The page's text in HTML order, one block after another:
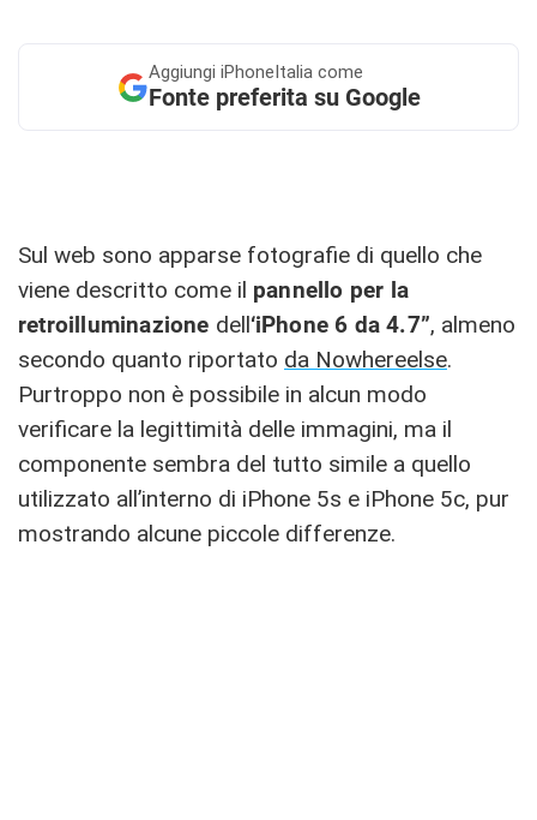
Aggiungi iPhoneItalia come
Fonte preferita su Google
Sul web sono apparse fotografie di quello che
viene descritto come il pannello per la
retroilluminazione dell‘iPhone 6 da 4.7”, almeno
secondo quanto riportato da Nowhereelse.
Purtroppo non è possibile in alcun modo
verificare la legittimità delle immagini, ma il
componente sembra del tutto simile a quello
utilizzato all’interno di iPhone 5s e iPhone 5c, pur
mostrando alcune piccole differenze.